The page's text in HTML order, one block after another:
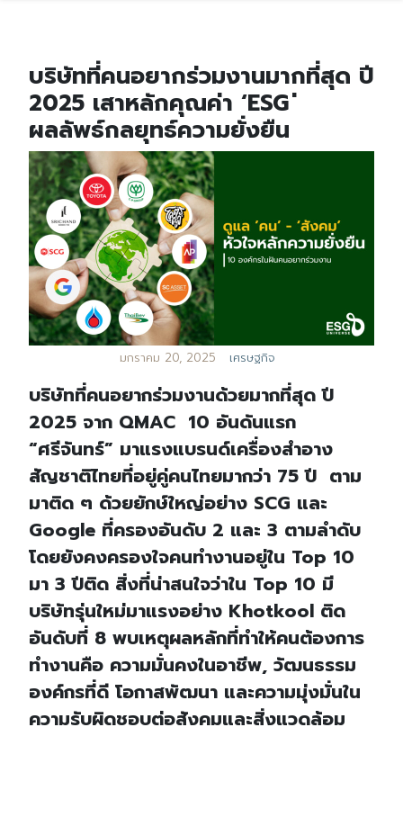
บริษัทที่คนอยากร่วมงานมากที่สุด ปี
2025 เสาหลักคุณค่า ‘ESG ่
ผลลัพธ์กลยุทธ์ความยั่งยืน
มกราคม 20, 2025 เศรษฐกิจ
บริษัทที่คนอยากร่วมงานด้วยมากที่สุด ปี
2025 จาก QMAC 10 อันดันแรก
“ศรีจันทร์” มาแรงแบรนด์เครื่องสำอาง
สัญชาติไทยที่อยู่คู่คนไทยมากว่า 75 ปี ตาม
มาติด ๆ ด้วยยักษ์ใหญ่อย่าง SCG และ
Google ที่ครองอันดับ 2 และ 3 ตามลำดับ
โดยยังคงครองใจคนทำงานอยู่ใน Top 10
มา 3 ปีติด สิ่งที่น่าสนใจว่าใน Top 10 มี
บริษัทรุ่นใหม่มาแรงอย่าง Khotkool ติด
อันดับที่ 8 พบเหตุผลหลักที่ทำให้คนต้องการ
ทำงานคือ ความมั่นคงในอาชีพ, วัฒนธรรม
องค์กรที่ดี โอกาสพัฒนา และความมุ่งมั่นใน
ความรับผิดชอบต่อสังคมและสิ่งแวดล้อม